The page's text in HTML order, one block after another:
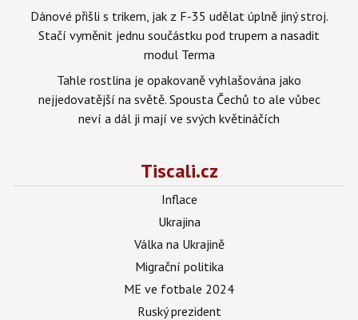
Dánové přišli s trikem, jak z F-35 udělat úplně jiný stroj.
Stačí vyměnit jednu součástku pod trupem a nasadit
modul Terma
Tahle rostlina je opakovaně vyhlašována jako
nejjedovatější na světě. Spousta Čechů to ale vůbec
neví a dál ji mají ve svých květináčích
Tiscali.cz
Inflace
Ukrajina
Válka na Ukrajině
Migrační politika
ME ve fotbale 2024
Ruský prezident